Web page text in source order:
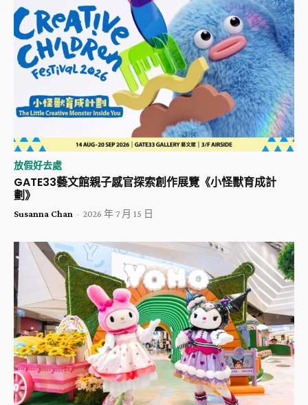
放假好去處
GATE33藝文館親子感官探索創作展覽《小怪獸育成計
劃》
Susanna Chan - 2026 年 7 月 15 日